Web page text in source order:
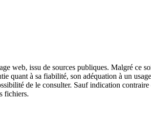
web, issu de sources publiques. Malgré ce
quant à sa fiabilité, son adéquation à un
de le consulter. Sauf indication
fichiers.